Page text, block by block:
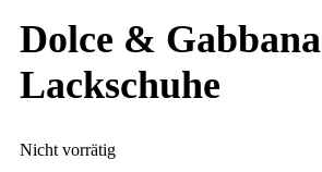
Dolce & Gabbana
Lackschuhe
Nicht vorrätig